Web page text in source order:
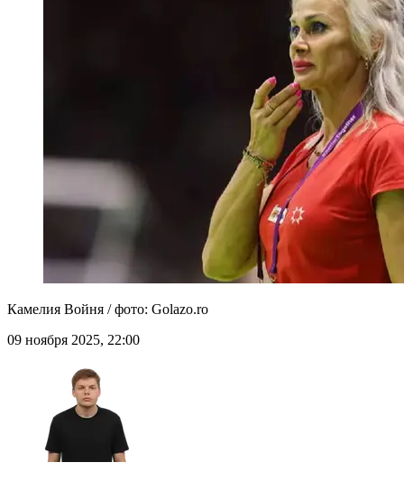
Камелия Войня / фото: Golazo.ro
09 ноября 2025, 22:00